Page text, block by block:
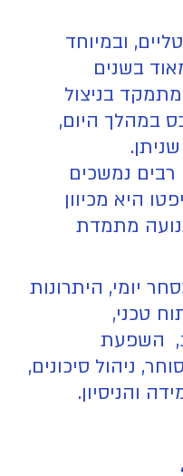
ובמיוחד
בשנים
בניצול
במהלך היום,
נמשכים
היא מכיוון
מתמדת
יומי, היתרונות
טכני,
השפעת
ניהול סיכונים,
והניסיון.